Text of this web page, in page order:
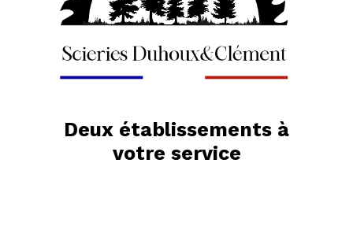
Deux établissements à
votre service